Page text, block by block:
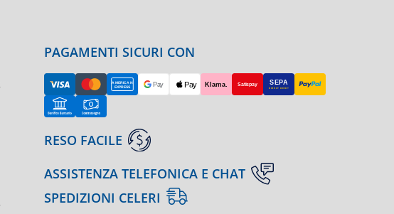
PAGAMENTI SICURI CON
RESO FACILE
ASSISTENZA TELEFONICA E CHAT
SPEDIZIONI CELERI